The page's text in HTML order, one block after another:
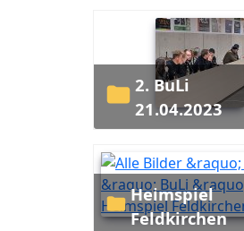
2. BuLi
21.04.2023
Heimspiel
Feldkirchen